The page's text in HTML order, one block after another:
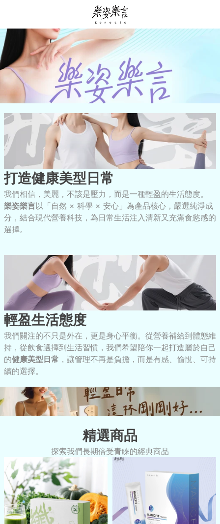
打造健康美型日常
我們相信，美麗，不該是壓力，而是一種輕盈的生活態度。
樂姿樂言以「自然 × 科學 × 安心」為產品核心，嚴選純淨成
分，結合現代營養科技，為日常生活注入清新又充滿食慾感的
選擇。
輕盈生活態度
我們關注的不只是外在，更是身心平衡。從營養補給到體態維
持，從飲食選擇到生活習慣，我們希望陪你一起打造屬於自己
的健康美型日常 ，讓管理不再是負擔，而是有感、愉悅、可持
續的選擇。
精選商品
探索我們長期倍受青睞的經典商品